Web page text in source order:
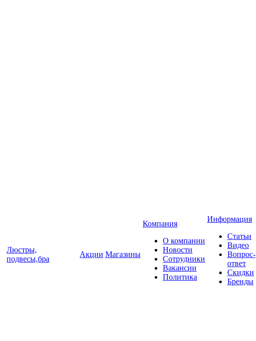
Люстры,
подвесы,бра
Акции Магазины
Компания
О компании
Новости
Сотрудники
Вакансии
Политика
Информация
Статьи
Видео
Вопрос-
ответ
Скидки
Бренды